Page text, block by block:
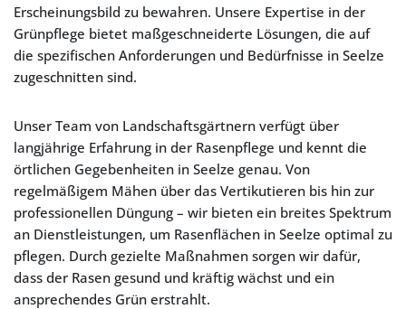
Erscheinungsbild zu bewahren. Unsere Expertise in der
Grünpflege bietet maßgeschneiderte Lösungen, die auf
die spezifischen Anforderungen und Bedürfnisse in Seelze
zugeschnitten sind.
Unser Team von Landschaftsgärtnern verfügt über
langjährige Erfahrung in der Rasenpflege und kennt die
örtlichen Gegebenheiten in Seelze genau. Von
regelmäßigem Mähen über das Vertikutieren bis hin zur
professionellen Düngung – wir bieten ein breites Spektrum
an Dienstleistungen, um Rasenflächen in Seelze optimal zu
pflegen. Durch gezielte Maßnahmen sorgen wir dafür,
dass der Rasen gesund und kräftig wächst und ein
ansprechendes Grün erstrahlt.